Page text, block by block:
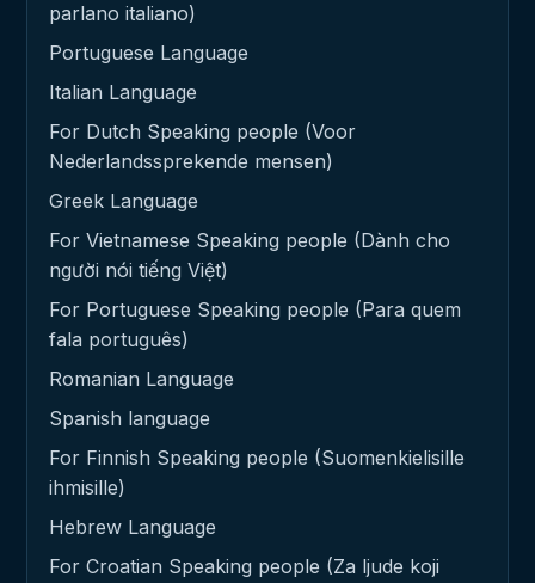
parlano italiano)
Portuguese Language
Italian Language
For Dutch Speaking people (Voor
Nederlandssprekende mensen)
Greek Language
For Vietnamese Speaking people (Dành cho
người nói tiếng Việt)
For Portuguese Speaking people (Para quem
fala português)
Romanian Language
Spanish language
For Finnish Speaking people (Suomenkielisille
ihmisille)
Hebrew Language
For Croatian Speaking people (Za ljude koji